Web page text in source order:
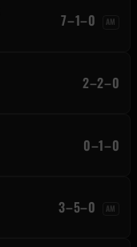
7–1–0 AM
2–2–0
0–1–0
3–5–0 AM